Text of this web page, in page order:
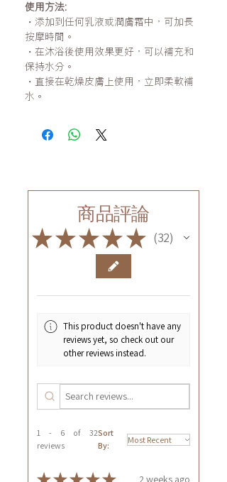
使用方法:
・添加到任何乳液或潤膚霜中，可加長
按摩時間。
・在沐浴後使用效果更好，可以補充和
保持水分。
・直接在乾燥皮膚上使用，立即柔軟補
水。
商品評論
★★★★ ★ 32
32
This product doesn't have any
reviews yet, so check out our
other reviews instead.
1 - 6 of 32
reviews
Sort
By:
2 weeks ago